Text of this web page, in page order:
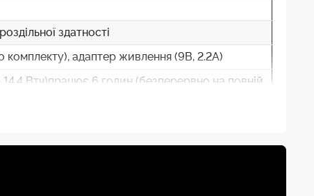
здатності
комплекту), адаптер живлення (9В, 2.2А)
Втч)працює 6 годин (безперервно на повній
та BLE для сполучення/підключення